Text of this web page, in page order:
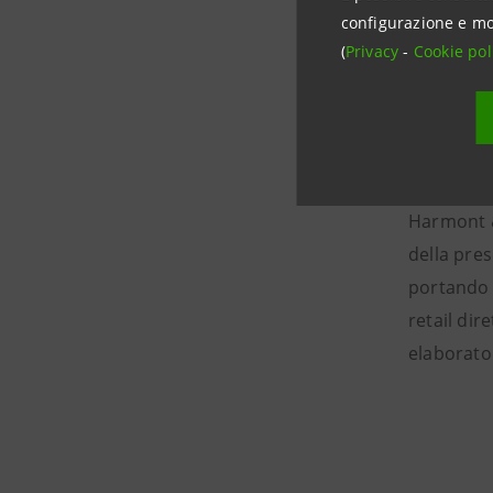
configurazione e
(Privacy- Cookie
Harmont
La
di
di
Harmont
della
portando
retail